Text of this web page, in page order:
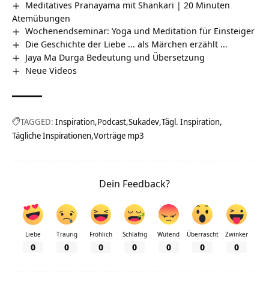
Meditatives Pranayama mit Shankari | 20 Minuten
Atemübungen
Wochenendseminar: Yoga und Meditation für Einsteiger
Die Geschichte der Liebe … als Märchen erzählt …
Jaya Ma Durga Bedeutung und Übersetzung
Neue Videos
TAGGED: Inspiration Podcast Sukadev Tägl. Inspiration
Tägliche Inspirationen Vorträge mp3
Dein Feedback?
Liebe
0
Traurig
0
Fröhlich
0
Schläfrig
0
Wütend
0
Überrascht
0
Zwinker
0